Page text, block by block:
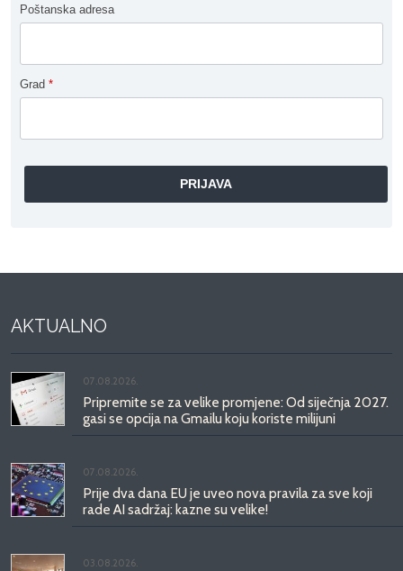
Poštanska adresa
Grad *
AKTUALNO
07.08.2026.
Pripremite se za velike promjene: Od siječnja 2027.
gasi se opcija na Gmailu koju koriste milijuni
07.08.2026.
Prije dva dana EU je uveo nova pravila za sve koji
rade AI sadržaj: kazne su velike!
03.08.2026.